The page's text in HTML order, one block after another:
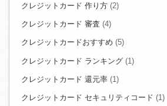
クレジットカード 作り方 (2)
クレジットカード 審査 (4)
クレジットカードおすすめ (5)
クレジットカード ランキング (1)
クレジットカード 還元率 (1)
クレジットカード セキュリティコード (1)